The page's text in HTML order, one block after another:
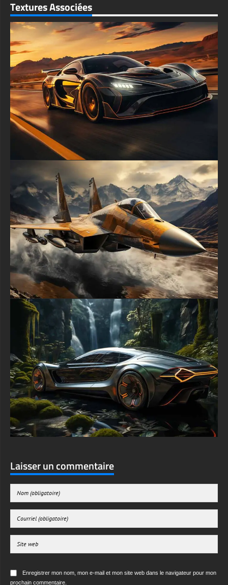
pneus à profil bas suggèrent une adhérence et une maniabilité
exceptionnelles, essentielles pour un véhicule de ce calibre.
The setting for this automotive masterpiece is equally
impressive – a high-tech garage or showroom with dramatic
lighting. Overhead, long light fixtures create a series of parallel
lines that draw the eye towards the car, enhancing the sense of
perspective and depth in the image. The polished floor beneath
the vehicle acts as a mirror, doubling the visual impact and
creating a sense of the car hovering above the ground.
Ce fond d'écran haute résolution capture chaque détail exquis
du concept-car et de son environnement. Du design complexe
des phares aux textures subtiles de la carrosserie de la voiture,
aucun élément n'est perdu dans cette image 4K nette et claire.
La composition globale atteint un équilibre parfait, permettant à
la voiture de dominer le cadre tout en mettant en valeur le
décor futuriste.
Pour les passionnés d'automobile, les amateurs de technologie
ou tous ceux qui apprécient le design de pointe, ce fond
d'écran offre un aperçu inspirant de l'avenir des transports.
C'est une toile de fond parfaite pour ceux qui rêvent
d'innovation et repoussent les limites du possible.
Disponible dans une résolution 4K époustouflante, ce fond
d'écran apportera une clarté et des détails inégalés à n'importe
quel écran, des grands écrans de bureau aux derniers appareils
mobiles haute résolution. L'éclairage spectaculaire et la palette
de couleurs de l'image en font un choix polyvalent qui peut
compléter une large gamme de thèmes de bureau ou de mises
en page de smartphone.
Transformez votre espace de travail numérique ou votre
appareil personnel en un portail vers l'avenir de l'excellence
automobile. Laissez ce concept de supercar inspirer votre
créativité et votre volonté d'innovation. Téléchargez
gratuitement ce fond d'écran HD 4K dès maintenant et apportez
une touche d'art automobile à vos écrans !
textures-3d-gratuiteshd.com
Laisser un commentaire